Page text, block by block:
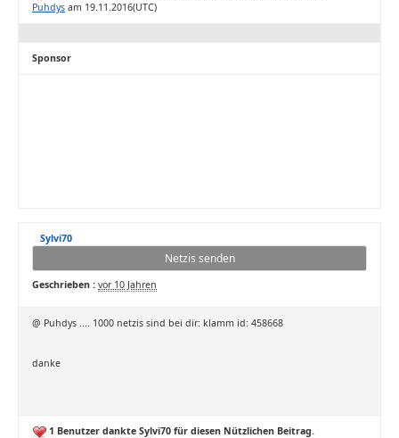
Puhdys am 19.11.2016(UTC)
Sponsor
Sylvi70
Netzis senden
Geschrieben : vor 10 Jahren
@ Puhdys .... 1000 netzis sind bei dir: klamm id: 458668
danke
1 Benutzer dankte Sylvi70 für diesen Nützlichen Beitrag.